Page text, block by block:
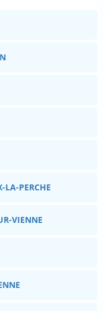
PERCHE
VIENNE